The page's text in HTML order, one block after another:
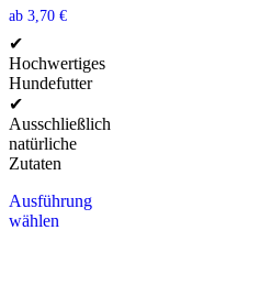
ab 3,70 €
✔
Hochwertiges
Hundefutter
✔
Ausschließlich
natürliche
Zutaten
Ausführung
wählen